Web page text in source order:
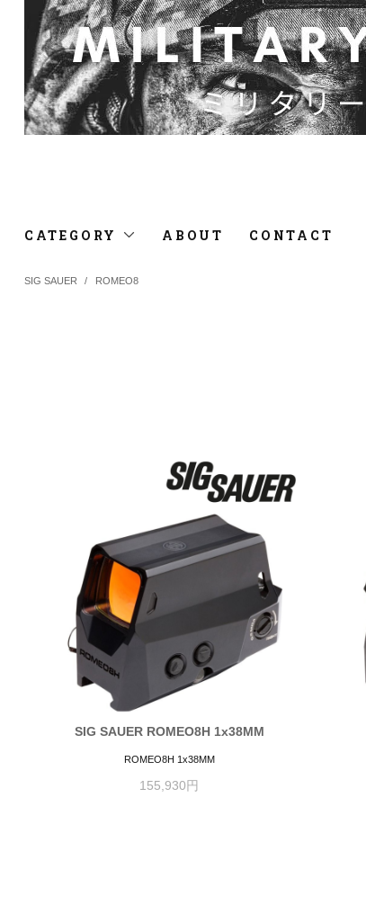
CATEGORY ABOUT CONTACT
SIG SAUER / ROMEO8
SIG SAUER ROMEO8H 1x38MM
ROMEO8H 1x38MM
155,930円